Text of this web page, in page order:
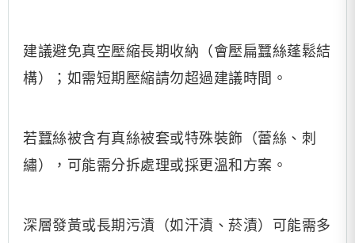
建議避免真空壓縮長期收納（會壓扁蠶絲蓬鬆結
構）；如需短期壓縮請勿超過建議時間。
若蠶絲被含有真絲被套或特殊裝飾（蕾絲、刺
繡），可能需分拆處理或採更溫和方案。
深層發黃或長期污漬（如汗漬、菸漬）可能需多